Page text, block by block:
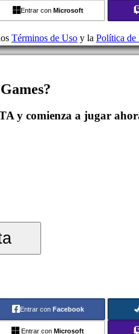
Entrar con Microsoft
Términos de Uso y la Política de
y comienza a jugar
Entrar con Facebook
Entrar con Microsoft